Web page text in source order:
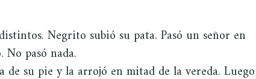
Negrito subió su pata. Pasó un señor en
No pasó nada.
su pie y la arrojó en mitad de la vereda. Luego